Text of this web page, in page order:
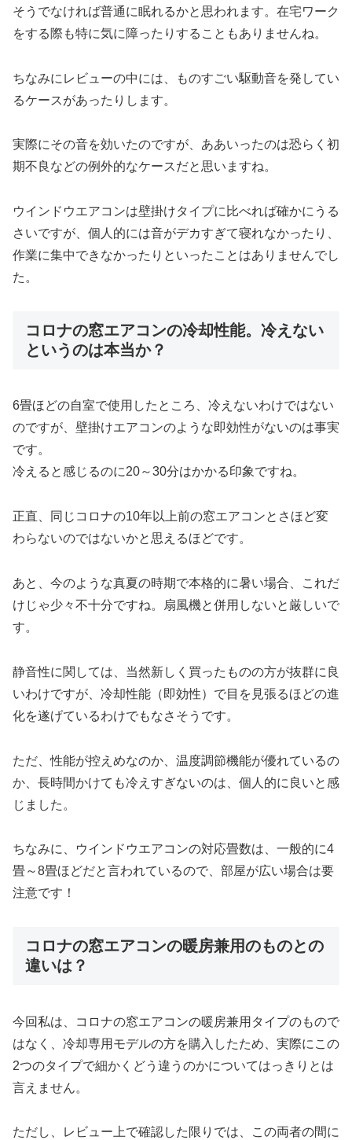
そうでなければ普通に眠れるかと思われます。在宅ワーク
をする際も特に気に障ったりすることもありませんね。
ちなみにレビューの中には、ものすごい駆動音を発してい
るケースがあったりします。
実際にその音を効いたのですが、ああいったのは恐らく初
期不良などの例外的なケースだと思いますね。
ウインドウエアコンは壁掛けタイプに比べれば確かにうる
さいですが、個人的には音がデカすぎて寝れなかったり、
作業に集中できなかったりといったことはありませんでし
た。
コロナの窓エアコンの冷却性能。冷えない
というのは本当か？
6畳ほどの自室で使用したところ、冷えないわけではない
のですが、壁掛けエアコンのような即効性がないのは事実
です。
冷えると感じるのに20～30分はかかる印象ですね。
正直、同じコロナの10年以上前の窓エアコンとさほど変
わらないのではないかと思えるほどです。
あと、今のような真夏の時期で本格的に暑い場合、これだ
けじゃ少々不十分ですね。扇風機と併用しないと厳しいで
す。
静音性に関しては、当然新しく買ったものの方が抜群に良
いわけですが、冷却性能（即効性）で目を見張るほどの進
化を遂げているわけでもなさそうです。
ただ、性能が控えめなのか、温度調節機能が優れているの
か、長時間かけても冷えすぎないのは、個人的に良いと感
じました。
ちなみに、ウインドウエアコンの対応畳数は、一般的に4
畳～8畳ほどだと言われているので、部屋が広い場合は要
注意です！
コロナの窓エアコンの暖房兼用のものとの
違いは？
今回私は、コロナの窓エアコンの暖房兼用タイプのもので
はなく、冷却専用モデルの方を購入したため、実際にこの
2つのタイプで細かくどう違うのかについてはっきりとは
言えません。
ただし、レビュー上で確認した限りでは、この両者の間に